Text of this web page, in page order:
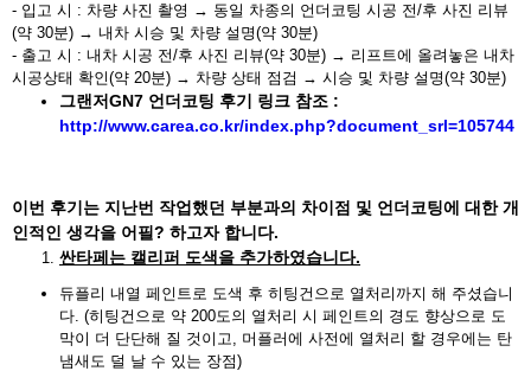
- 입고 시 : 차량 사진 촬영 → 동일 차종의 언더코팅 시공 전/후 사진 리뷰
(약 30분) → 내차 시승 및 차량 설명(약 30분)
- 출고 시 : 내차 시공 전/후 사진 리뷰(약 30분) → 리프트에 올려놓은 내차
시공상태 확인(약 20분) → 차량 상태 점검 → 시승 및 차량 설명(약 30분)
그랜저GN7 언더코팅 후기 링크 참조 :
http://www.carea.co.kr/index.php?document_srl=105744
이번 후기는 지난번 작업했던 부분과의 차이점 및 언더코팅에 대한 개
인적인 생각을 어필? 하고자 합니다.
싼타페는 캘리퍼 도색을 추가하였습니다.
듀플리 내열 페인트로 도색 후 히팅건으로 열처리까지 해 주셨습니
다. (히팅건으로 약 200도의 열처리 시 페인트의 경도 향상으로 도
막이 더 단단해 질 것이고, 머플러에 사전에 열처리 할 경우에는 탄
냄새도 덜 날 수 있는 장점)